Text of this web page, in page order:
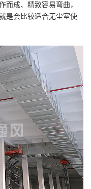
而成、精致容易弯曲，
是会比较适合无尘室使